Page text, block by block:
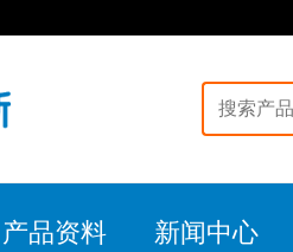
产品资料 新闻中心